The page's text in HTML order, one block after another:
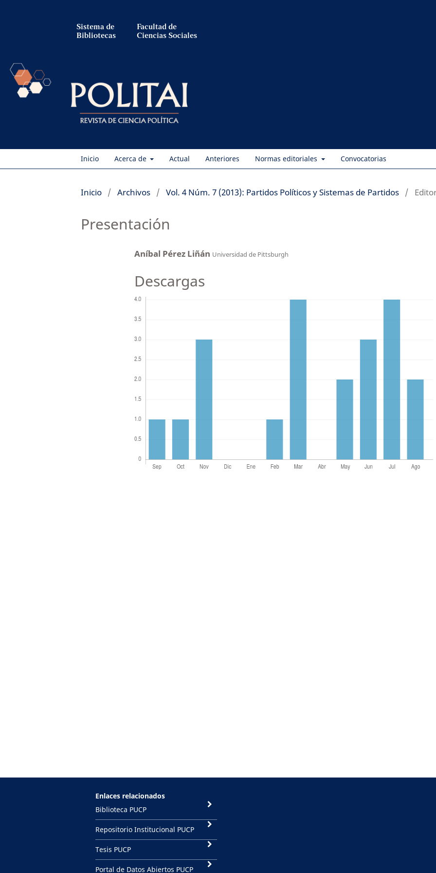
Sistema de
Bibliotecas
Facultad de
Ciencias Sociales
Inicio Acerca de Actual Anteriores Normas editoriales Convocatorias
Inicio / Archivos / Vol. 4 Núm. 7 (2013): Partidos Políticos y Sistemas de Partidos /
Presentación
Aníbal Pérez Liñán Universidad de Pittsburgh
Descargas
Enlaces relacionados
Biblioteca PUCP
Repositorio Institucional PUCP
Tesis PUCP
Portal de Datos Abiertos PUCP